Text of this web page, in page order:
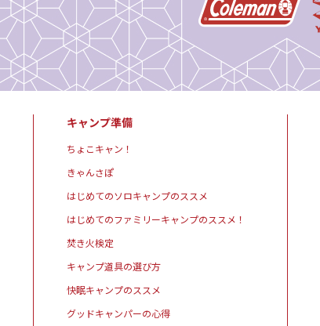
キャンプ準備
ちょこキャン！
きゃんさぽ
はじめてのソロキャンプのススメ
はじめてのファミリーキャンプのススメ！
焚き火検定
キャンプ道具の選び方
快眠キャンプのススメ
グッドキャンパーの心得